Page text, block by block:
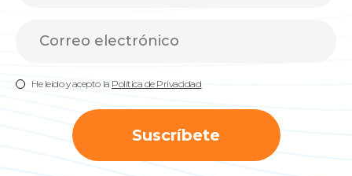
He leído y acepto la Política de Privacidad
Suscríbete